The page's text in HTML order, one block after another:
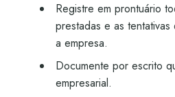
Registre em prontuário
prestadas e as
a empresa.
Documente por escrito
empresarial.